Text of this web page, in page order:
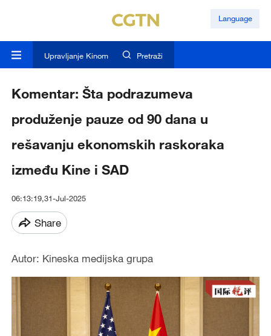
Language
Upravljanje Kinom Pretraži
Komentar: Šta podrazumeva
produženje pauze od 90 dana u
rešavanju ekonomskih raskoraka
između Kine i SAD
06:13:19,31-Jul-2025
Share
Autor: Kineska medijska grupa